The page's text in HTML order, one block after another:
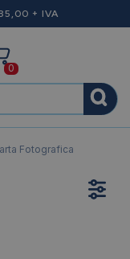
+ IVA
0
Fotografica